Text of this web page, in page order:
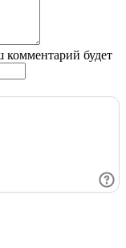
комментарий будет